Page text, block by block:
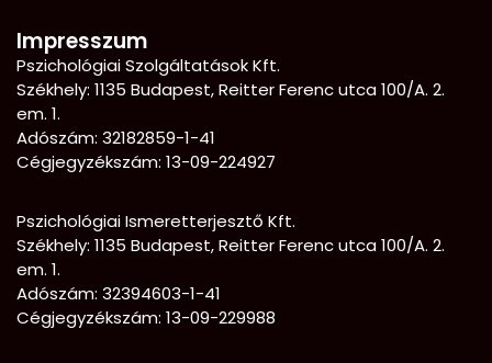
Impresszum
Pszichológiai Szolgáltatások Kft.
Székhely: 1135 Budapest, Reitter Ferenc utca 100/A. 2.
em. 1.
Adószám: 32182859-1-41
Cégjegyzékszám: 13-09-224927
Pszichológiai Ismeretterjesztő Kft.
Székhely: 1135 Budapest, Reitter Ferenc utca 100/A. 2.
em. 1.
Adószám: 32394603-1-41
Cégjegyzékszám: 13-09-229988